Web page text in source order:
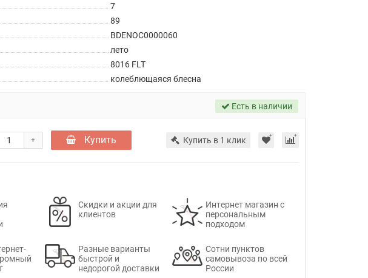
7
89
BDENOC0000060
лето
8016 FLT
колеблющаяся блесна
Есть в наличии
+ Купить Купить в 1 клик
Скидки и акции для
клиентов
Интернет магазин с
персональным
подходом
Разные варианты
быстрой и
недорогой доставки
Сотни пунктов
самовывоза по всей
России